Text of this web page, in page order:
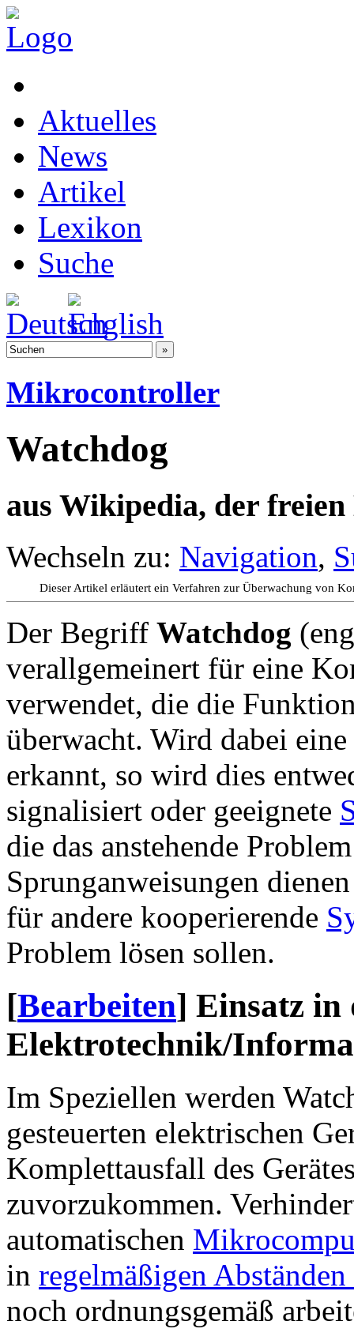
Aktuelles
News
Artikel
Lexikon
Suche
Mikrocontroller
Watchdog
aus Wikipedia, der
Wechseln zu: Navigation,
Dieser Artikel erläutert ein Verfahren zur Überwachung von
Der Begriff Watchdog
verallgemeinert für eine
verwendet, die die
überwacht. Wird dabei
erkannt, so wird dies
signalisiert oder geeignete
die das anstehende
Sprunganweisungen
für andere kooperierende
Problem lösen sollen.
[Bearbeiten] Einsatz in
Elektrotechnik/
Im Speziellen werden
gesteuerten elektrischen
Komplettausfall des
zuvorzukommen.
automatischen
in regelmäßigen
noch ordnungsgemäß